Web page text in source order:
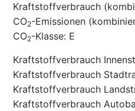
Kraftstoffverbrauch
CO2-Emissionen
CO2-Klasse: E
Kraftstoffverbrauch
Kraftstoffverbrauch
Kraftstoffverbrauch
Kraftstoffverbrauch